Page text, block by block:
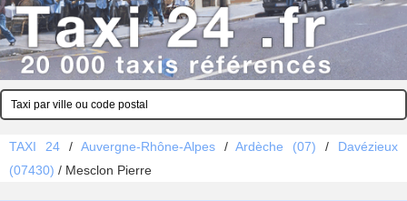
TAXI 24/ Auvergne-Rhône-Alpes/Ardèche (07) / Davézieux
(07430) / Mesclon Pierre